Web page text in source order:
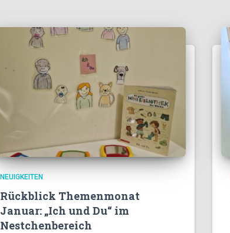
NEUIGKEITEN
Rückblick Themenmonat
Januar: „Ich und Du“ im
Nestchenbereich